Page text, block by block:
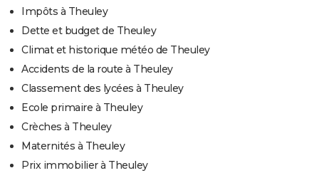
Impôts à Theuley
Dette et budget de Theuley
Climat et historique météo de Theuley
Accidents de la route à Theuley
Classement des lycées à Theuley
Ecole primaire à Theuley
Crèches à Theuley
Maternités à Theuley
Prix immobilier à Theuley